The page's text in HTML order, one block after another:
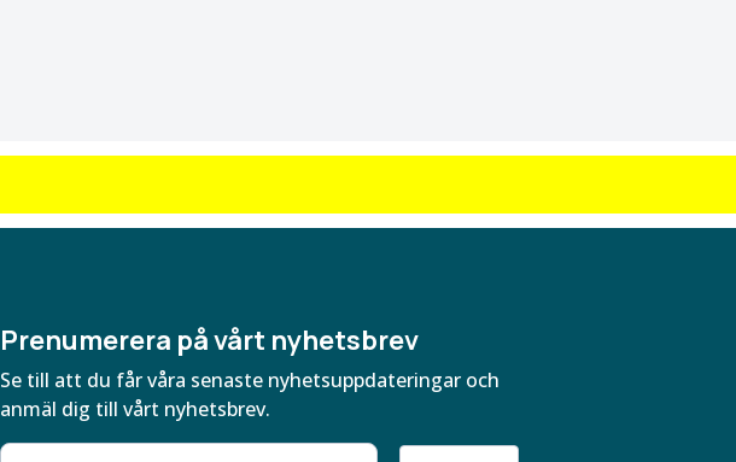
Prenumerera på vårt nyhetsbrev
Se till att du får våra senaste nyhetsuppdateringar och
anmäl dig till vårt nyhetsbrev.